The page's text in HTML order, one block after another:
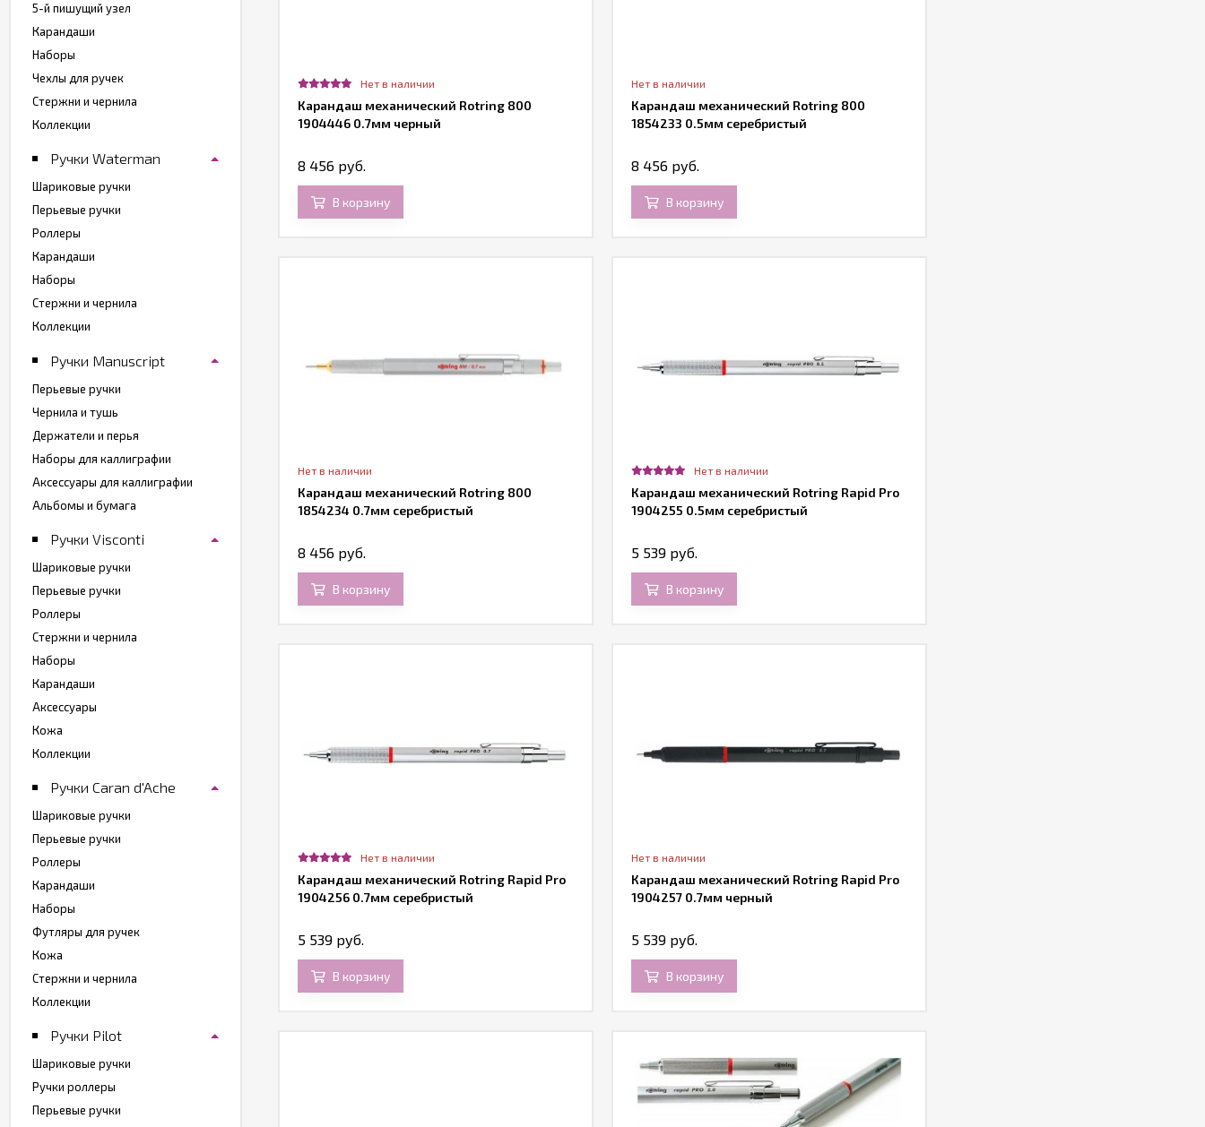
Нет в наличии
Карандаш механический Rotring 800
1904446 0.7мм черный
8 456 руб.
В корзину
Нет в наличии
Карандаш механический Rotring 800
1854233 0.5мм серебристый
8 456 руб.
В корзину
Нет в наличии
Карандаш механический Rotring 800
1854234 0.7мм серебристый
8 456 руб.
В корзину
Нет в наличии
Карандаш механический Rotring Rapid Pro
1904255 0.5мм серебристый
5 539 руб.
В корзину
Нет в наличии
Карандаш механический Rotring Rapid Pro
1904256 0.7мм серебристый
5 539 руб.
В корзину
Нет в наличии
Карандаш механический Rotring Rapid Pro
1904257 0.7мм черный
5 539 руб.
В корзину
5-й пишущий узел
Карандаши
Наборы
Чехлы для ручек
Стержни и чернила
Коллекции
Ручки Waterman
Шариковые ручки
Перьевые ручки
Роллеры
Карандаши
Наборы
Стержни и чернила
Коллекции
Ручки Manuscript
Перьевые ручки
Чернила и тушь
Держатели и перья
Наборы для каллиграфии
Аксессуары для каллиграфии
Альбомы и бумага
Ручки Visconti
Шариковые ручки
Перьевые ручки
Роллеры
Стержни и чернила
Наборы
Карандаши
Аксессуары
Кожа
Коллекции
Ручки Caran d'Ache
Шариковые ручки
Перьевые ручки
Роллеры
Карандаши
Наборы
Футляры для ручек
Кожа
Стержни и чернила
Коллекции
Ручки Pilot
Шариковые ручки
Ручки роллеры
Перьевые ручки